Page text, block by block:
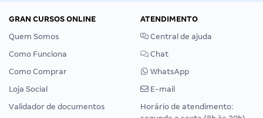
GRAN CURSOS ONLINE
Quem Somos
Como Funciona
Como Comprar
Loja Social
Validador de documentos
ATENDIMENTO
Central de ajuda
Chat
WhatsApp
E-mail
Horário de atendimento: